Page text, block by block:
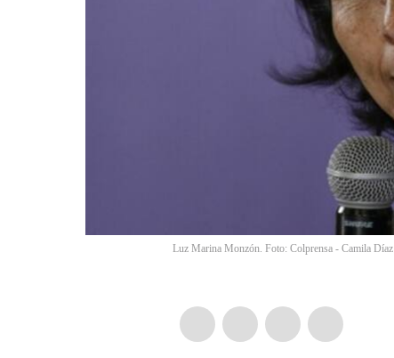
Luz Marina Monzón. Foto: Colprensa - Camila Díaz